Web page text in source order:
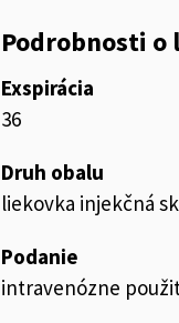
Podrobnosti o
Exspirácia
36
Druh obalu
liekovka injekčná
Podanie
intravenózne